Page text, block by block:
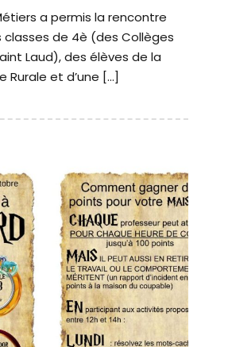
a permis la rencontre
classes de 4è (des Collèges
Laud), des élèves de la
Rurale et d’une […]